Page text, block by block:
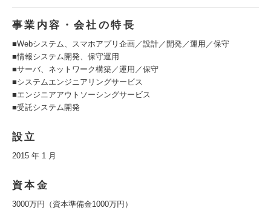
事業内容・会社の特長
■Webシステム、スマホアプリ企画／設計／開発／運用／保守
■情報システム開発、保守運用
■サーバ、ネットワーク構築／運用／保守
■システムエンジニアリングサービス
■エンジニアアウトソーシングサービス
■受託システム開発
設立
2015 年 1 月
資本金
3000万円（資本準備金1000万円）